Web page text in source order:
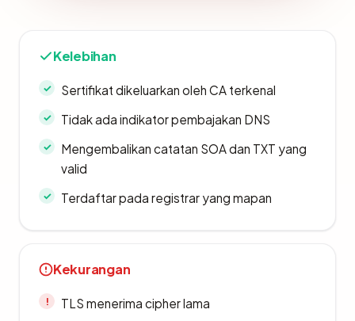
Kelebihan
Sertifikat dikeluarkan oleh CA terkenal
Tidak ada indikator pembajakan DNS
Mengembalikan catatan SOA dan TXT yang
valid
Terdaftar pada registrar yang mapan
Kekurangan
TLS menerima cipher lama